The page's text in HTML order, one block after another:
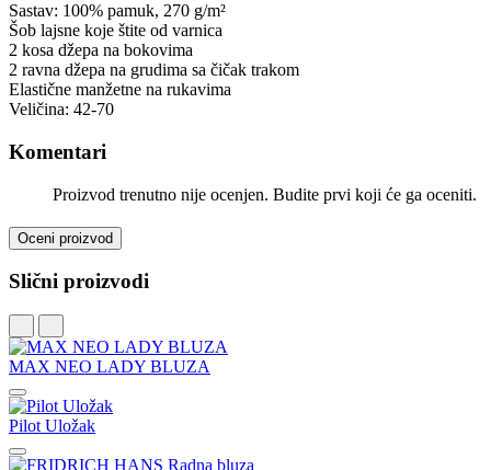
Sastav: 100% pamuk, 270 g/m²
Šob lajsne koje štite od varnica
2 kosa džepa na bokovima
2 ravna džepa na grudima sa čičak trakom
Elastične manžetne na rukavima
Veličina: 42-70
Komentari
Proizvod trenutno nije ocenjen. Budite prvi koji će ga oceniti.
Oceni proizvod
Slični proizvodi
MAX NEO LADY BLUZA
Pilot Uložak